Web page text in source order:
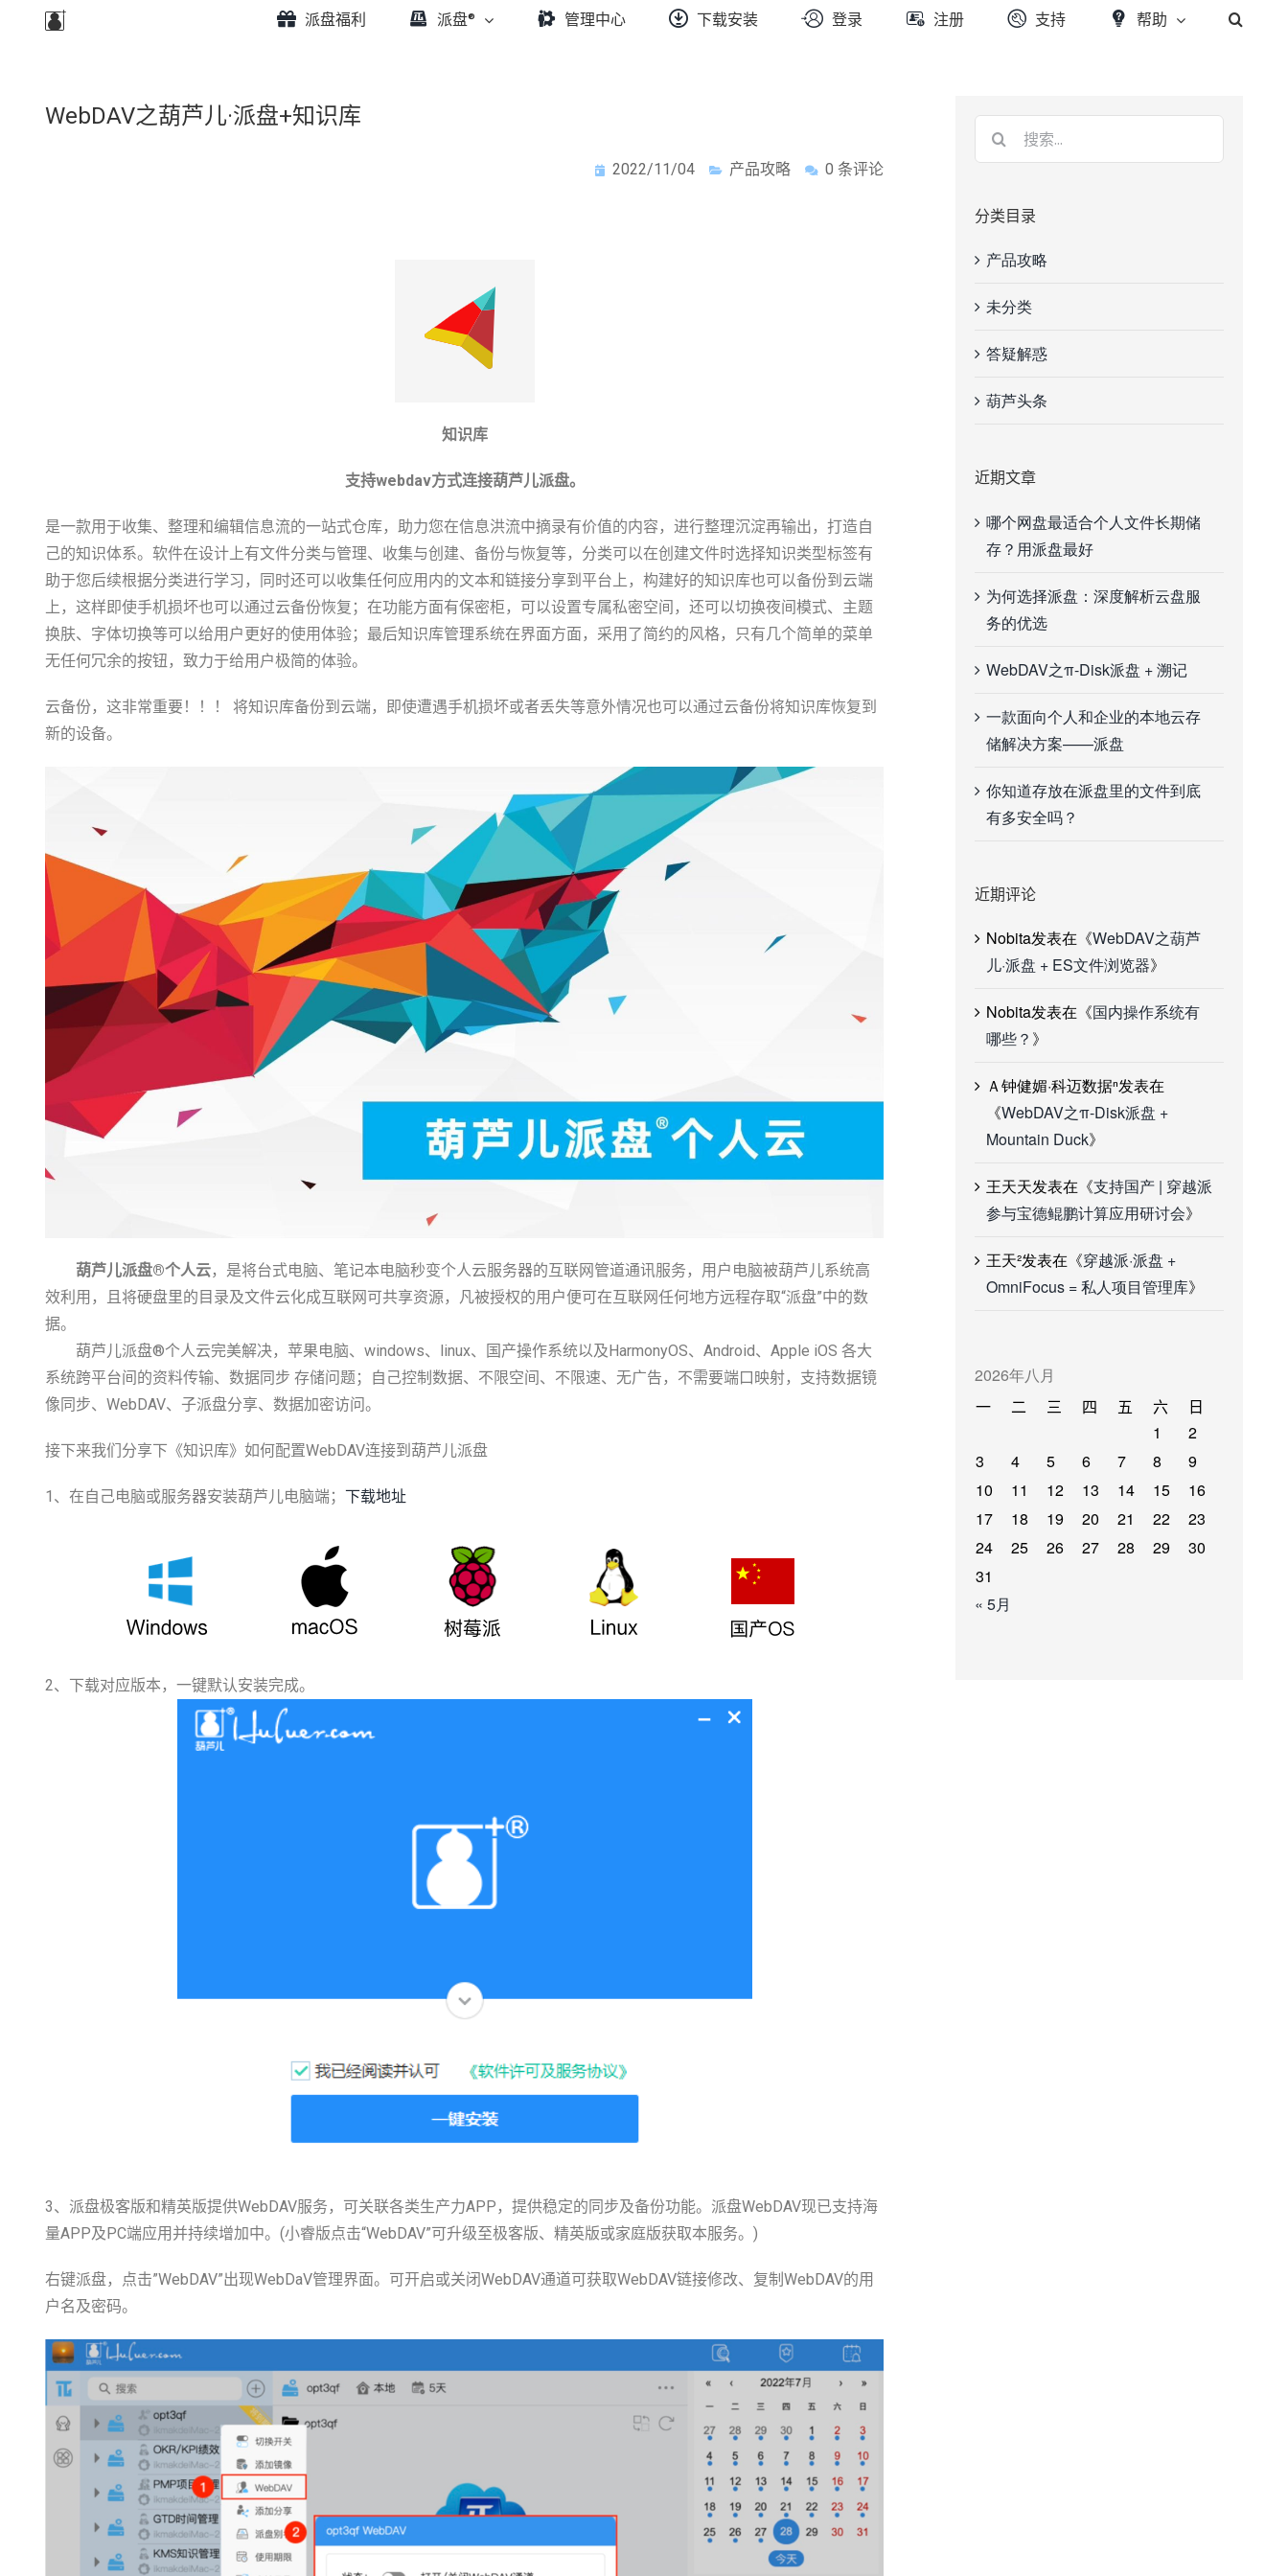
派盘福利 派盘® 管理中心 下载安装 登录 注册 支持 帮助
WebDAV之葫芦儿·派盘+知识库
2022/11/04 产品攻略 0 条评论
知识库
支持webdav方式连接葫芦儿派盘。
是一款用于收集、整理和编辑信息流的一站式仓库，助力您在信息洪流中摘录有价值的内容，进行整理沉淀再输出，打造自
己的知识体系。软件在设计上有文件分类与管理、收集与创建、备份与恢复等，分类可以在创建文件时选择知识类型标签有
助于您后续根据分类进行学习，同时还可以收集任何应用内的文本和链接分享到平台上，构建好的知识库也可以备份到云端
上，这样即使手机损坏也可以通过云备份恢复；在功能方面有保密柜，可以设置专属私密空间，还可以切换夜间模式、主题
换肤、字体切换等可以给用户更好的使用体验；最后知识库管理系统在界面方面，采用了简约的风格，只有几个简单的菜单
无任何冗余的按钮，致力于给用户极简的体验。
云备份，这非常重要！！！ 将知识库备份到云端，即使遭遇手机损坏或者丢失等意外情况也可以通过云备份将知识库恢复到
新的设备。
葫芦儿派盘®个人云，是将台式电脑、笔记本电脑秒变个人云服务器的互联网管道通讯服务，用户电脑被葫芦儿系统高
效利用，且将硬盘里的目录及文件云化成互联网可共享资源，凡被授权的用户便可在互联网任何地方远程存取“派盘”中的数
据。
葫芦儿派盘®个人云完美解决，苹果电脑、windows、linux、国产操作系统以及HarmonyOS、Android、Apple iOS 各大
系统跨平台间的资料传输、数据同步 存储问题；自己控制数据、不限空间、不限速、无广告，不需要端口映射，支持数据镜
像同步、WebDAV、子派盘分享、数据加密访问。
接下来我们分享下《知识库》如何配置WebDAV连接到葫芦儿派盘
1、在自己电脑或服务器安装葫芦儿电脑端； 下载地址
2、下载对应版本，一键默认安装完成。
3、派盘极客版和精英版提供WebDAV服务，可关联各类生产力APP，提供稳定的同步及备份功能。派盘WebDAV现已支持海
量APP及PC端应用并持续增加中。(小睿版点击“WebDAV”可升级至极客版、精英版或家庭版获取本服务。)
右键派盘，点击”WebDAV”出现WebDaV管理界面。可开启或关闭WebDAV通道可获取WebDAV链接修改、复制WebDAV的用
户名及密码。
分类目录
产品攻略
未分类
答疑解惑
葫芦头条
近期文章
哪个网盘最适合个人文件长期储
存？用派盘最好
为何选择派盘：深度解析云盘服
务的优选
WebDAV之π-Disk派盘 + 溯记
一款面向个人和企业的本地云存
储解决方案——派盘
你知道存放在派盘里的文件到底
有多安全吗？
近期评论
Nobita发表在《WebDAV之葫芦
儿·派盘 + ES文件浏览器》
Nobita发表在《国内操作系统有
哪些？ 》
Ａ钟健媚·科迈数据ⁿ发表在
《WebDAV之π-Disk派盘 +
Mountain Duck》
王天天发表在《支持国产 | 穿越派
参与宝德鲲鹏计算应用研讨会》
王天²发表在《穿越派·派盘 +
OmniFocus = 私人项目管理库》
2026年八月
一 二 三 四 五 六 日
1
2
3
4 5 6 7 8
9
10
11 12 13 14 15
16
17
18 19 20 21 22
23
24
25 26 27 28 29
30
31
« 5月